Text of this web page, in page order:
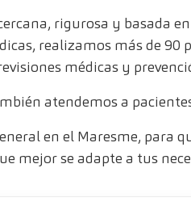
rigurosa y basada
realizamos más de 90
médicas y
atendemos a
en el Maresme, para
mejor se adapte a tus